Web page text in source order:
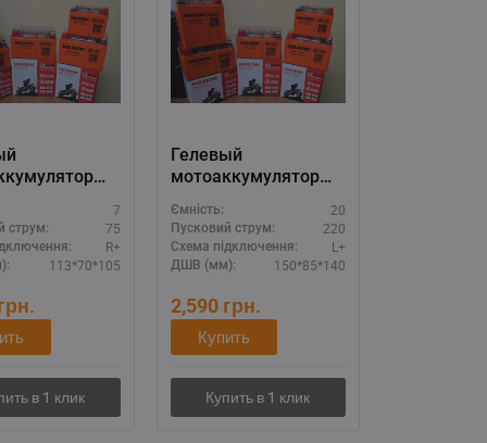
12V 7A
BS
7
струм: 75
R+
113*70*105
Гелевый
мотоаккумулятор
MAXION 12V 20A
(MXBM-YTX20L-BS
GEL)
Ємність: 20
Пусковий струм: 220
Схема підключення: L+
ДШВ (мм): 150*85*140
2,590 грн.
Купить